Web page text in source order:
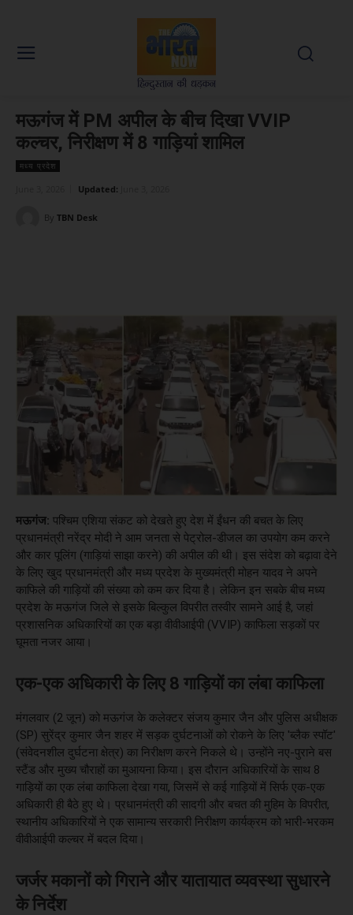
मऊगंज में PM अपील के बीच दिखा VVIP
कल्चर, निरीक्षण में 8 गाड़ियां शामिल
मध्य प्रदेश
Updated:
By TBN Desk
मऊगंज: पश्चिम एशिया संकट को देखते हुए देश में ईंधन की बचत के लिए
प्रधानमंत्री नरेंद्र मोदी ने आम जनता से पेट्रोल-डीजल का उपयोग कम करने
और कार पूलिंग (गाड़ियां साझा करने) की अपील की थी। इस संदेश को बढ़ावा देने
के लिए खुद प्रधानमंत्री और मध्य प्रदेश के मुख्यमंत्री मोहन यादव ने अपने
काफिले की गाड़ियों की संख्या को कम कर दिया है। लेकिन इन सबके बीच मध्य
प्रदेश के मऊगंज जिले से इसके बिल्कुल विपरीत तस्वीर सामने आई है, जहां
प्रशासनिक अधिकारियों का एक बड़ा वीवीआईपी (VVIP) काफिला सड़कों पर
घूमता नजर आया।
एक-एक अधिकारी के लिए 8 गाड़ियों का लंबा काफिला
मंगलवार (2 जून) को मऊगंज के कलेक्टर संजय कुमार जैन और पुलिस अधीक्षक
(SP) सुरेंद्र कुमार जैन शहर में सड़क दुर्घटनाओं को रोकने के लिए 'ब्लैक स्पॉट'
(संवेदनशील दुर्घटना क्षेत्र) का निरीक्षण करने निकले थे। उन्होंने नए-पुराने बस
स्टैंड और मुख्य चौराहों का मुआयना किया। इस दौरान अधिकारियों के साथ 8
गाड़ियों का एक लंबा काफिला देखा गया, जिसमें से कई गाड़ियों में सिर्फ एक-एक
अधिकारी ही बैठे हुए थे। प्रधानमंत्री की सादगी और बचत की मुहिम के विपरीत,
स्थानीय अधिकारियों ने एक सामान्य सरकारी निरीक्षण कार्यक्रम को भारी-भरकम
वीवीआईपी कल्चर में बदल दिया।
जर्जर मकानों को गिराने और यातायात व्यवस्था सुधारने
के निर्देश